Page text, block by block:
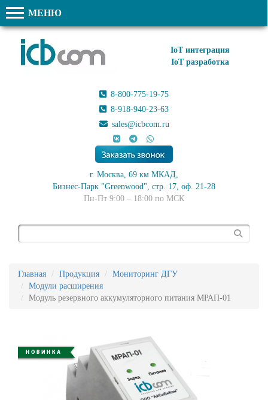
МЕНЮ
IoT интеграция
IoT разработка
8-800-775-19-75
8-918-940-23-63
sales@icbcom.ru
г. Москва, 69 км МКАД,
Бизнес-Парк "Greenwood", стр. 17, оф. 21-28
Пн-Пт 9:00 – 18:00 по МСК
Главная Продукция
Мониторинг ДГУ
Модули расширения
Модуль резервного аккумуляторного питания МРАП-01